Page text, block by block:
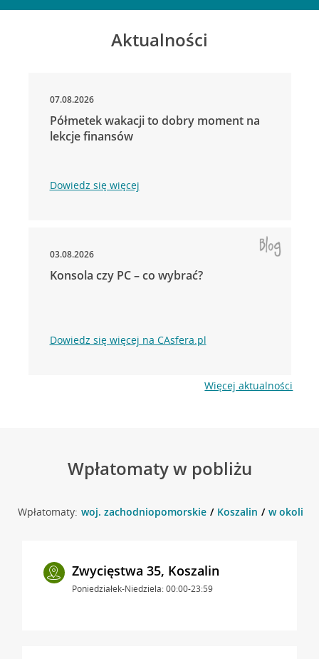
Aktualności
07.08.2026
Półmetek wakacji to dobry moment na
lekcje finansów
Dowiedz się więcej
03.08.2026
Konsola czy PC – co wybrać?
Dowiedz się więcej na CAsfera.pl
Więcej aktualności
Wpłatomaty w pobliżu
Wpłatomaty: woj. zachodniopomorskie Koszalin w okolicy
Zwycięstwa 35, Koszalin
Poniedziałek-Niedziela: 00:00-23:59